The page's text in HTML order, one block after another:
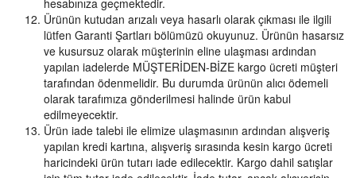
hesabınıza geçmektedir.
Ürünün kutudan arızalı veya hasarlı olarak çıkması ile ilgili
lütfen Garanti Şartları bölümüzü okuyunuz. Ürünün hasarsız
ve kusursuz olarak müşterinin eline ulaşması ardından
yapılan iadelerde MÜŞTERİDEN-BİZE kargo ücreti müşteri
tarafından ödenmelidir. Bu durumda ürünün alıcı ödemeli
olarak tarafımıza gönderilmesi halinde ürün kabul
edilmeyecektir.
Ürün iade talebi ile elimize ulaşmasının ardından alışveriş
yapılan kredi kartına, alışveriş sırasında kesin kargo ücreti
haricindeki ürün tutarı iade edilecektir. Kargo dahil satışlar